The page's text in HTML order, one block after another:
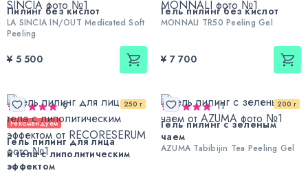
Пилинг без кислот
LA SINCIA IN/OUT Medicated Soft
Peeling
¥ 5 500
Гель пилинг без кислот
MONNALI TR50 Peeling Gel
¥ 7 700
250 г
9
Рекомендуем
Гель пилинг для лица
и тела с липолитическим
эффектом
200 г
11
Гель пилинг с зеленым
чаем
AZUMA Tabibijin Tea Peeling Gel